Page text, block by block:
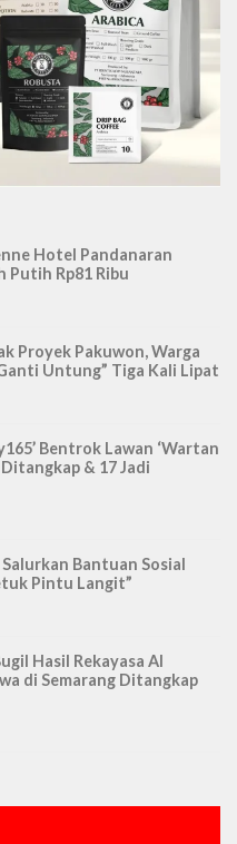
Hotel Pandanaran
Putih Rp81 Ribu
Proyek Pakuwon, Warga
Untung” Tiga Kali Lipat
Bentrok Lawan ‘Wartan
& 17 Jadi
Bantuan Sosial
Pintu Langit”
Hasil Rekayasa AI
di Semarang Ditangkap